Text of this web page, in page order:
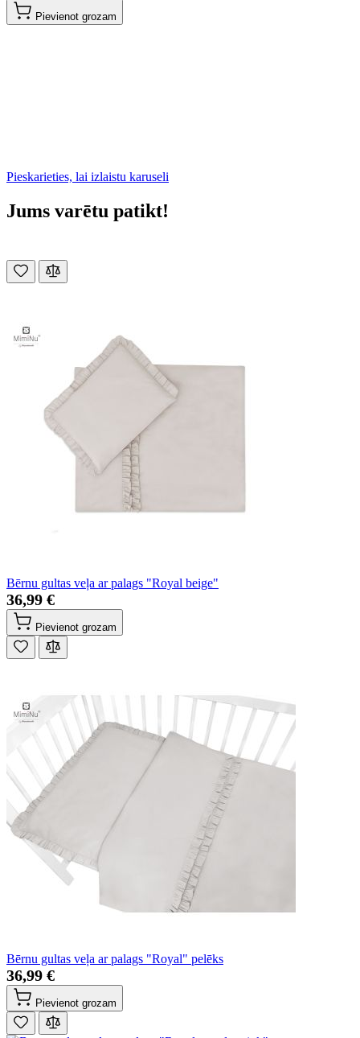
Pievienot grozam
Pieskarieties, lai izlaistu karuseli
Jums varētu patikt!
Bērnu gultas veļa ar palags "Royal beige"
36,99 €
Pievienot grozam
Bērnu gultas veļa ar palags "Royal" pelēks
36,99 €
Pievienot grozam